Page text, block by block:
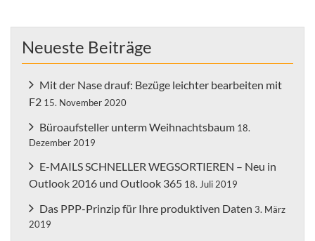
Neueste Beiträge
Mit der Nase drauf: Bezüge leichter bearbeiten mit
F2 15. November 2020
Büroaufsteller unterm Weihnachtsbaum 18.
Dezember 2019
E-MAILS SCHNELLER WEGSORTIEREN – Neu in
Outlook 2016 und Outlook 365 18. Juli 2019
Das PPP-Prinzip für Ihre produktiven Daten 3. März
2019